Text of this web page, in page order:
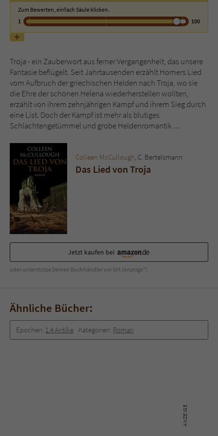
Zum Bewerten, einfach Säule klicken.
1
100
Troja - ein Zauberwort aus ferner Vergangenheit, das unsere
Fantasie beflügelt. Seit Jahrtausenden erzählt Homers Lied
vom Aufbruch der griechischen Helden nach Troja, wo sie
die Ehre der schönen Helena wiederherstellen wollten,
erzählt von ihrem zehnjährigen Kampf und ihrem Sieg durch
eine List. Doch der Kampf ist mehr als blutiges
Schlachtengetümmel und grobe Heldenromantik ...
Colleen McCullough, C. Bertelsmann
Das Lied von Troja
Jetzt kaufen bei
oder unterstütze Deinen Buchhändler vor Ort (Anzeige*)
Ähnliche Bücher:
Epochen: 1.4 Antike Kategorien: Roman
Name tx_pwcomments_ahash
Laufzeit 1 Jahr
Zweck Cookie für Kommentare einzelner Buchtitel
Name fe_typo_user
Anbieter
Laufzeit Session
Zweck